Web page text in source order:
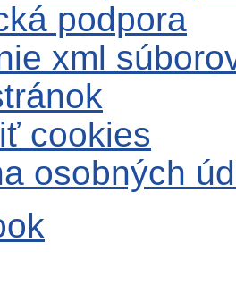
podpora
xml
cookies
osobných